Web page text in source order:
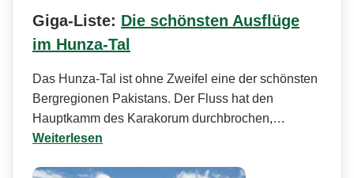
Giga-Liste: Die schönsten Ausflüge
im Hunza-Tal
Das Hunza-Tal ist ohne Zweifel eine der schönsten
Bergregionen Pakistans. Der Fluss hat den
Hauptkamm des Karakorum durchbrochen,…
Weiterlesen